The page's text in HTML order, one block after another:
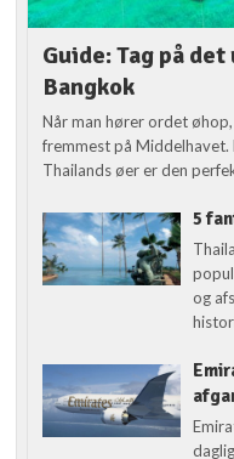
Guide: Tag på
Bangkok
Når man hører ordet
fremmest på Middelhavet.
Thailands øer er den
5
og